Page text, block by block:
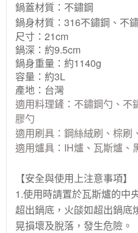
鍋蓋材質：不鏽鋼
鍋身材質：316不鏽鋼、不
尺寸：21cm
鍋深：約9.5cm
鍋身重量：約1140g
容量：約3L
產地：台灣
適用料理鏟： 不鏽鋼勺、 不
膠勺
適用刷具：鋼絲絨刷、棕刷
適用爐具：IH爐、瓦斯爐、
【安全與使用上注意事項】
1.使用時請置於瓦斯爐的中
超出鍋底，火燄如超出鍋底
晃損壞及脫落，發生危險。